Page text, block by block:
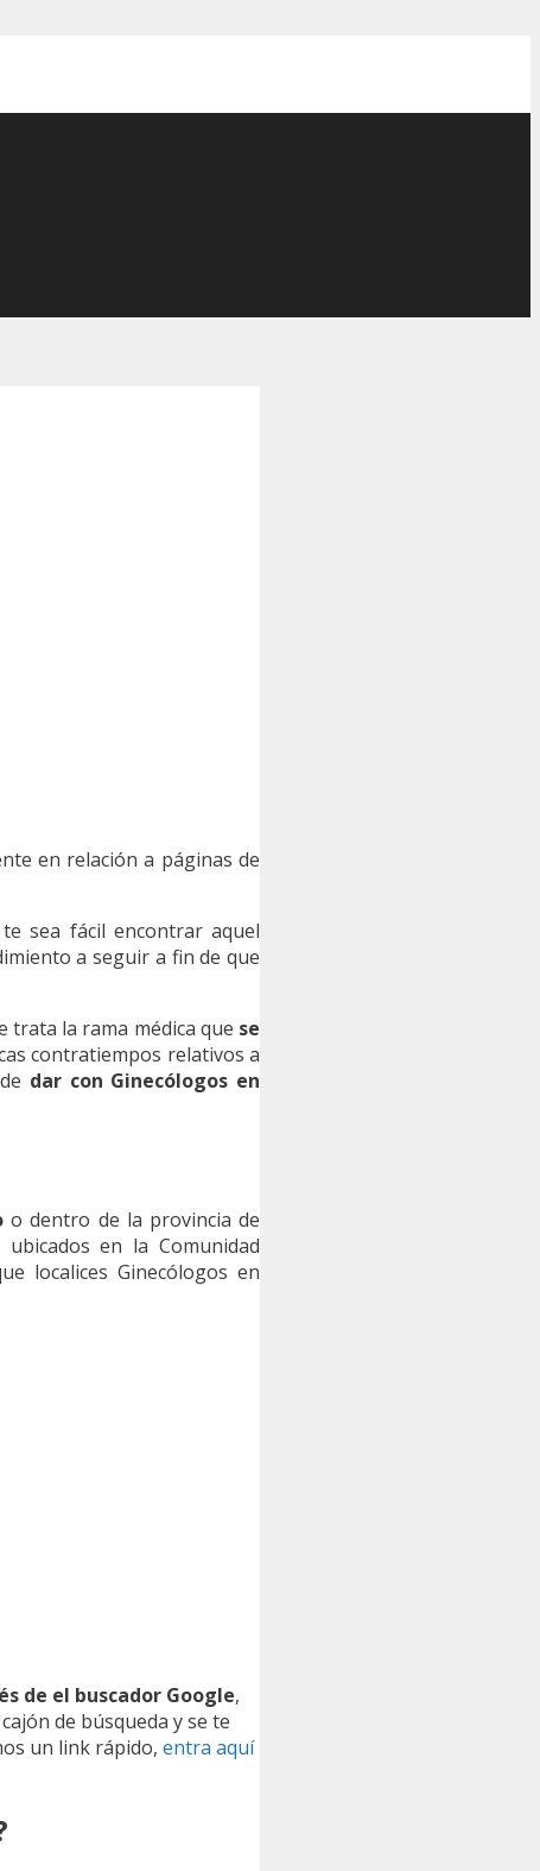
en relación a páginas de
sea fácil encontrar aquel
a seguir a fin de que
trata la rama médica que se
contratiempos relativos a
dar con Ginecólogos en
o dentro de la provincia de
ubicados en la Comunidad
localices Ginecólogos en
de el buscador Google,
de búsqueda y se te
un link rápido, entra aquí